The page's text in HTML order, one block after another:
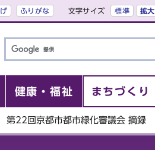
ふりがな 文字サイズ 標準 拡大
健康・福祉 まちづくり
第22回京都市都市緑化審議会 摘録